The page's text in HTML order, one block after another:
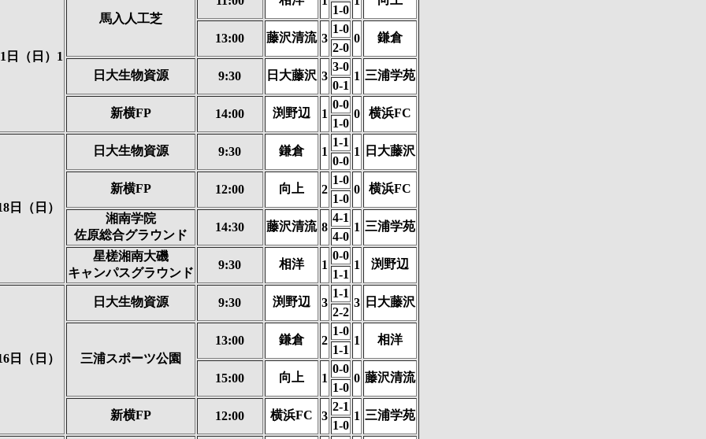
日（日）1
馬入人工芝
1-0
13:00 藤沢清流 3
1-0
0 鎌倉
2-0
日大生物資源 9:30 日大藤沢 3
3-0
1 三浦学苑
0-1
新横FP 14:00 渕野辺 1
0-0
0 横浜FC
1-0
日（日）
日大生物資源 9:30 鎌倉 1
1-1
1 日大藤沢
0-0
新横FP 12:00 向上 2
1-0
0 横浜FC
1-0
湘南学院
佐原総合グラウンド
14:30 藤沢清流 8
4-1
1 三浦学苑
4-0
星槎湘南大磯
キャンパスグラウンド
9:30 相洋 1
0-0
1 渕野辺
1-1
日（日）
日大生物資源 9:30 渕野辺 3
1-1
3 日大藤沢
2-2
三浦スポーツ公園
13:00 鎌倉 2
1-0
1 相洋
1-1
15:00 向上 1
0-0
0 藤沢清流
1-0
新横FP 12:00 横浜FC 3
2-1
1 三浦学苑
1-0